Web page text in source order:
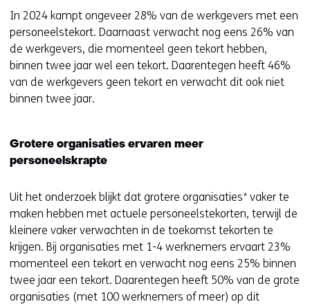
In 2024 kampt ongeveer 28% van de werkgevers met een
personeelstekort. Daarnaast verwacht nog eens 26% van
de werkgevers, die momenteel geen tekort hebben,
binnen twee jaar wel een tekort. Daarentegen heeft 46%
van de werkgevers geen tekort en verwacht dit ook niet
binnen twee jaar.
Grotere organisaties ervaren meer
personeelskrapte
Uit het onderzoek blijkt dat grotere organisaties* vaker te
maken hebben met actuele personeelstekorten, terwijl de
kleinere vaker verwachten in de toekomst tekorten te
krijgen. Bij organisaties met 1-4 werknemers ervaart 23%
momenteel een tekort en verwacht nog eens 25% binnen
twee jaar een tekort. Daarentegen heeft 50% van de grote
organisaties (met 100 werknemers of meer) op dit